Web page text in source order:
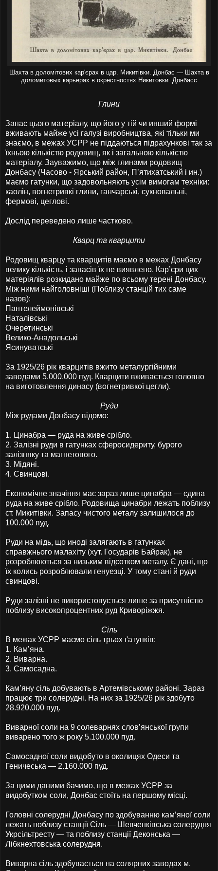
Шахта в доломітових кар'єрах в цар. Микитівки. Донбас — Шахта в
доломитовых карьерах в окрестностях Никитовки. Донбасс
Глини
Запас цього матеріалу, що його у тій чи инший формі
вживають майже усі галузі виробництва, які тільки ми
знаємо, в межах УСРР не піддаються підрахункові так за
їхньою кількістю родовищ, як і загальною кількістю
матеріалу. Зауважимо, що між глинами родовищ
Донбасу (Часово - Ярський район, П’ятихатський і ин.)
маємо гатунки, що задовольняють усім вимогам техніки:
каолін, вогнетривкі глини, ганчарські, сукновальні,
фермові, цеглові.
Дослід переведено лише частково.
Кварц та кварцити
Родовищ кварцу та кварцитів маємо в межах Донбасу
велику кількість, і запасів їх не виявлено. Кар’єри цих
матеріялів розкидано майже по всьому терені Донбасу.
Між ними найголовніші (Поблизу станцій тих саме
назов):
Пантелеймонівські
Наталівські
Очеретинські
Велико-Анадольські
Ясинуватські
За 1925/26 рік кварцитів вжито металургійними
заводами 5.000.000 пуд. Кварцити вживається головно
на виготовлення динасу (вогнетривкої цегли).
Руди
Між рудами Донбасу відомо:
1. Цинабра — руда на живе срібло.
2. Залізні руди в гатунках сферосидериту, бурого
залізняку та магнетового.
3. Мідяні.
4. Свинцові.
Економічне значіння має зараз лише цинабра — єдина
руда на живе срібло. Родовища цинабри лежать поблизу
ст. Микитівки. Запасу чистого металу залишилося до
100.000 пуд.
Руди на мідь, що иноді залягають в гатунках
справжнього малахіту (хут. Государів Байрак), не
розроблюються за низьким відсотком металу. Є дані, що
їх колись розроблювали генуезці. У тому стані й руди
свинцові.
Руди залізні не використовується лише за присутністю
поблизу високопроцентних руд Криворіжжя.
Сіль
В межах УСРР маємо сіль трьох ґатунків:
1. Кам’яна.
2. Виварна.
3. Самосадна.
Кам’яну сіль добувають в Артемівському районі. Зараз
працює три солерудні. На них за 1925/26 рік здобуто
28.920.000 пуд.
Виварної соли на 9 солеварнях слов’янської групи
виварено того ж року 5.100.000 пуд.
Самосадної соли видобуто в околицях Одеси та
Геничеська — 2.160.000 пуд.
За цими даними бачимо, що в межах УСРР за
видобутком соли, Донбас стоїть на першому місці.
Головні солерудні Донбасу по здобуванню кам’яної соли
лежать поблизу станції Сіль — Шевченківська солерудня
Укрсільтресту — та поблизу станції Деконська —
Лібкнехтовська солерудня.
Виварна сіль здобувається на солярних заводах м.